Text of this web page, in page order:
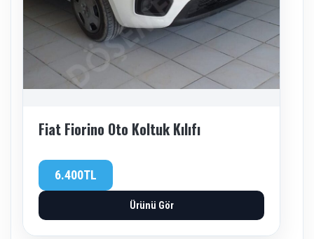
Fiat Fiorino Oto Koltuk Kılıfı
6.400TL
Ürünü Gör